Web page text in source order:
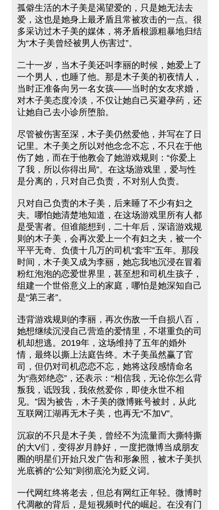
孤僻生活的木子美是渴望爱的，只是她无法去
爱，这也是她身上最矛盾且常被攻击的一点。很
多采访过木子美的媒体，将矛盾根源粗暴地归结
为“木子美曾经被男人伤害过”。
二十一岁，当木子美还叫李丽的时候，她爱上了
一个男人，也睡了他。那是木子美的初夜情人，
当时正准备向另一名女孩——当时的女友求婚，
对木子美态度冷淡，不仅让她自己买避孕药，还
让她自己去小诊所堕胎。
尽管被伤害至深，木子美仍然爱他，并写在了日
记里。木子美之所以对他念念不忘，不只在于他
伤了她，而在于他教会了她游戏规则：“你爱上
了我，所以你得出局”。在这场游戏里，爱与性
是分离的，只对自己负责，不对别人负责。
只对自己负责的木子美，后来睡了不少有妇之
夫。哪怕她清楚地知道，在这场游戏里所有人都
是受害者。但谁能想到，二十年后，深谙游戏规
则的木子美，会再次爱上一个有妇之夫，被一个
平平无奇、负债十几万的司机“套牢”五年。那段
时间，木子美又成为李丽，她忘我地沉浸在冒着
粉红泡泡的恋爱世界里，甚至想和司机生孩子，
组建一个世俗意义上的家庭，哪怕是她深知自己
是“第三者”。
违背游戏规则的李丽，再次伤敌一千自损八百，
她想继续沉浸自己营造的爱情里，不堪重负的司
机却想逃。2019年，这场维持了五年的婚外
情，最终以撕上法庭告终。木子美虽然赢了官
司，但仍对司机恋恋不忘，她将这段感情命名
为“燕郊绝恋”，还表示：“相信我，无论你怎么背
叛我，诋毁我，我依然爱你，即使永世不相
见。”因为被告，木子美的微博账号被封，从此
互联网江湖再无木子美，也再无“不加V”。
沉寂的不只是木子美，曾经不为流量而大撕特撕
的大V们，变得岁月静好，一度把微博当成朋友
圈的明星们开始只发广告和形象照，被木子美扒
光底裤的“公知”则彻底沦为贬义词。
一代网红终将老去，但总有网红正年轻。微博时
代凋敝的背后，是短视频时代的崛起。在没有门